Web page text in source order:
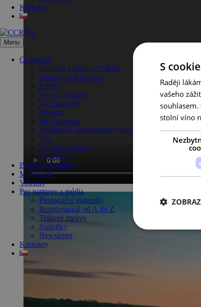
Kontakty
Menu
O centrále
Činnosti a služby CCRJM
Strategie a koncepce
Kariéra
Výroční zprávy
Naši partneři
Projekty
3K Platforma
Destinační managementy oblastí
TIC
Užitečné odkazy
Vzdělávání
Brno Convention
MojaKarta
Veletrhy
Pro partnery a média
Propagační materiály
Brandmanuál od A do Z
Tiskové zprávy
Statistiky
Newsletter
Kontakty
S
Raději
vašeho
stolní víno